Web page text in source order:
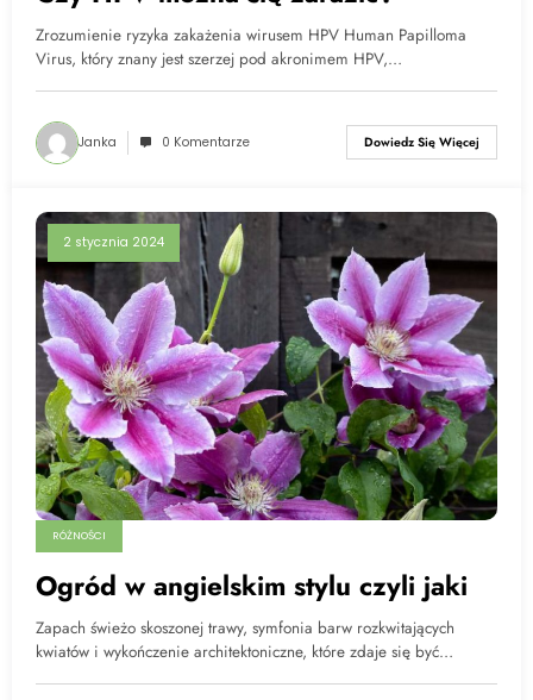
Zrozumienie ryzyka zakażenia wirusem HPV Human Papilloma
Virus, który znany jest szerzej pod akronimem HPV,…
Janka 0 Komentarze Dowiedz Się Więcej
2 stycznia 2024
RÓŻNOŚCI
Ogród w angielskim stylu czyli jaki
Zapach świeżo skoszonej trawy, symfonia barw rozkwitających
kwiatów i wykończenie architektoniczne, które zdaje się być…